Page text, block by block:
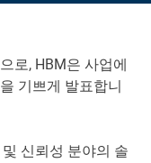
로, HBM은 사업에
기쁘게 발표합니
신뢰성 분야의 솔